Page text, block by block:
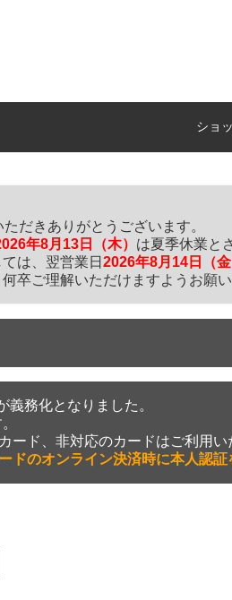
ショ
だきありがとうございます。
年8月13日（木） は夏季休業と
は、翌営業日 2026年8月14日（金
卒ご理解いただけますようお願い
義務化となりました。
ード、非対応のカードはご利用い
ドのオンライン決済時に本人認証